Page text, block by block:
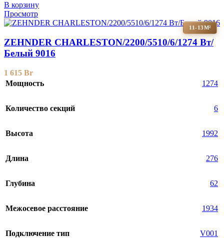
В корзину
Просмотр
11-13М²
ZEHNDER CHARLESTON/2200/5510/6/1274 Вт/
Белый 9016
1 615 Br
Мощность
1274
Количество секций 6
Высота 1992
Длина 276
Глубина 62
Межосевое расстояние 1934
Подключение тип V001